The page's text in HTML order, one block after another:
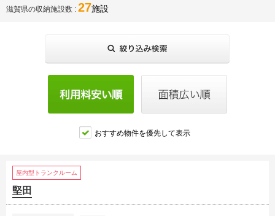
滋賀県の収納施設数 27施設
おすすめ物件を優先して表示
屋内型トランクルーム
堅田